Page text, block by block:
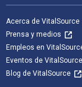
Acerca de VitalSource
Prensa y medios
Empleos en
Eventos de VitalSource
Blog de VitalSource